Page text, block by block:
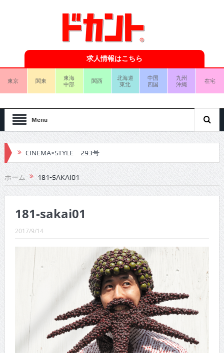
求人情報はこちら
東京 関東
東海
中部
関西
北海道
東北
中国
四国
九州
沖縄
在宅
Menu
CINEMA×STYLE 293号
CINEMA×STYLE 292号
CINEMA×STYLE 291号
CINEMA×STYLE 290号
CINEMA×STYLE 289号
CINEMA×STYLE 288号
CINEMA×STYLE 287号
CINEMA×STYLE 286号
CINEMA×STYLE 285号
CINEMA×STYLE 294号
ホーム 181-SAKAI01
181-sakai01
2017/9/14